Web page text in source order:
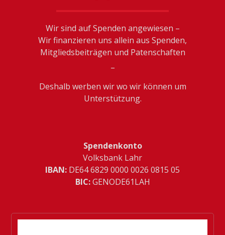
Wir sind auf Spenden angewiesen –
Wir finanzieren uns allein aus Spenden,
Mitgliedsbeiträgen und Patenschaften
Deshalb werben wir wo wir können um
Unterstützung.
Spendenkonto
Volksbank Lahr
IBAN: ­DE64 6829 0000 0026 0815 05
BIC:GENODE61LAH